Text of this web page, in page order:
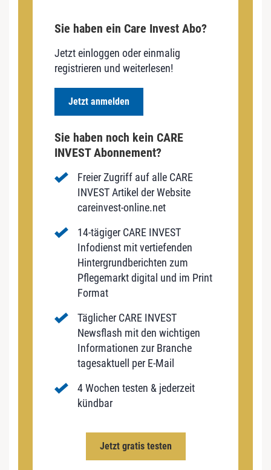
Sie haben ein Care Invest Abo?
Jetzt einloggen oder einmalig
registrieren und weiterlesen!
Jetzt anmelden
Sie haben noch kein CARE
INVEST Abonnement?
Freier Zugriff auf alle CARE
INVEST Artikel der Website
careinvest-online.net
14-tägiger CARE INVEST
Infodienst mit vertiefenden
Hintergrundberichten zum
Pflegemarkt digital und im Print
Format
Täglicher CARE INVEST
Newsflash mit den wichtigen
Informationen zur Branche
tagesaktuell per E-Mail
4 Wochen testen & jederzeit
kündbar
Jetzt gratis testen